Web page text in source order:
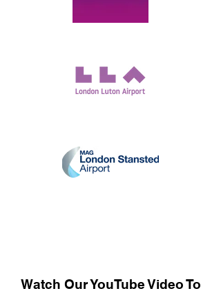
Watch Our YouTube Video To